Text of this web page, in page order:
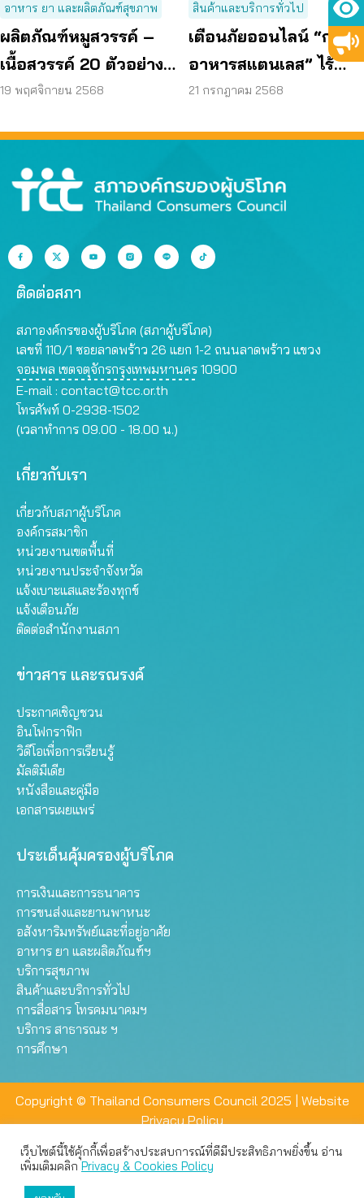
อาหาร ยา และผลิตภัณฑ์สุขภาพ
ผลิตภัณฑ์หมูสวรรค์ –
เนื้อสวรรค์ 20 ตัวอย่าง
พบวัตถุกันเสีย 80%
19 พฤศจิกายน 2568
สินค้าและบริการทั่วไป
เตือนภัยออนไลน์ “กล่อง
อาหารสแตนเลส” ไร้
มาตรฐาน
21 กรกฎาคม 2568
ติดต่อสภา
สภาองค์กรของผู้บริโภค (สภาผู้บริโภค)
เลขที่ 110/1 ซอยลาดพร้าว 26 แยก 1-2 ถนนลาดพร้าว แขวง
จอมพล เขตจตุจักรกรุงเทพมหานคร 10900
E-mail : contact@tcc.or.th
โทรศัพท์ 0-2938-1502
(เวลาทำการ 09.00 - 18.00 น.)
เกี่ยวกับเรา
เกี่ยวกับสภาผู้บริโภค
องค์กรสมาชิก
หน่วยงานเขตพื้นที่
หน่วยงานประจำจังหวัด
แจ้งเบาะแสและร้องทุกข์
แจ้งเตือนภัย
ติดต่อสำนักงานสภา
ข่าวสาร และรณรงค์
ประกาศเชิญชวน
อินโฟกราฟิก
วิดีโอเพื่อการเรียนรู้
มัลติมีเดีย
หนังสือและคู่มือ
เอกสารเผยแพร่
ประเด็นคุ้มครองผู้บริโภค
การเงินและการธนาคาร
การขนส่งและยานพาหนะ
อสังหาริมทรัพย์และที่อยู่อาศัย
อาหาร ยา และผลิตภัณฑ์ฯ
บริการสุขภาพ
สินค้าและบริการทั่วไป
การสื่อสาร โทรคมนาคมฯ
บริการ สาธารณะ ฯ
การศึกษา
Copyright © Thailand Consumers Council 2025 | Website
Privacy Policy
เว็บไซต์นี้ใช้คุ้กกี้เพื่อสร้างประสบการณ์ที่ดีมีประสิทธิภาพยิ่งขึ้น อ่าน
เพิ่มเติมคลิกPrivacy & Cookies Policy
เว็บไซต์นี้ใช้คุกกี้เพื่อมอบประสบการณ์การใช้งานที่ดีให้แก่ท่าน คุณ
สามารถเลือกตั้งค่าความเป็นส่วนตัวได้